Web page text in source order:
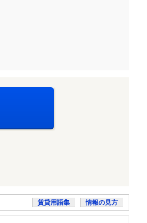
賃貸用語集 情報の見方